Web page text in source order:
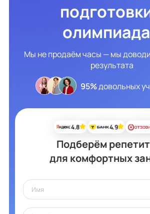
Мы не продаём часы — мы
результата
95%довольных
4.8 4.9
Подберём
для комфортных